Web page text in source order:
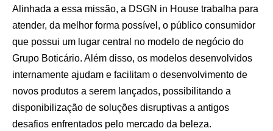
Alinhada a essa missão, a DSGN in House trabalha para
atender, da melhor forma possível, o público consumidor
que possui um lugar central no modelo de negócio do
Grupo Boticário. Além disso, os modelos desenvolvidos
internamente ajudam e facilitam o desenvolvimento de
novos produtos a serem lançados, possibilitando a
disponibilização de soluções disruptivas a antigos
desafios enfrentados pelo mercado da beleza.